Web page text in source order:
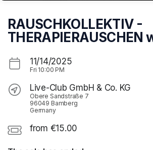
RAUSCHKOLLEKTIV -
THERAPIERAUSCHEN
11/14/2025
Fri 10:00 PM
Live-Club GmbH & Co. KG
Obere Sandstraße 7
96049 Bamberg
Germany
from €15.00